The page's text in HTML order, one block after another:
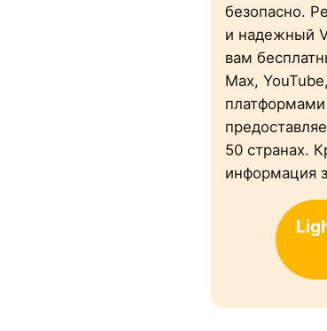
безопасно.
и надежный
вам
Max,
50 странах.
информация